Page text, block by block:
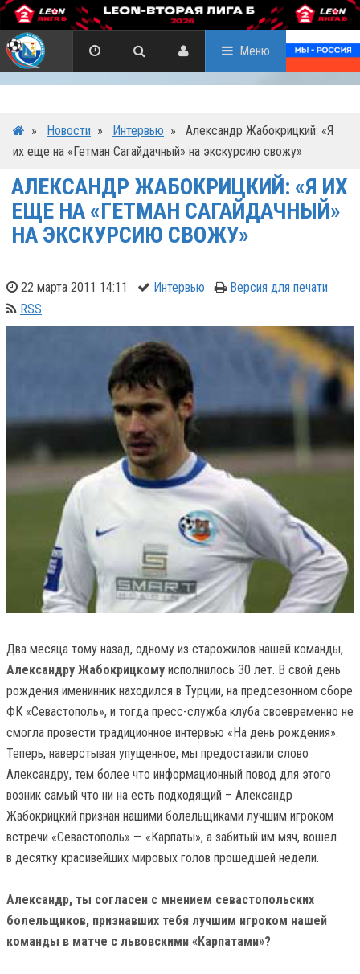
Меню
» Новости » Интервью »
Александр Жабокрицкий: «Я
их еще на «Гетман Сагайдачный» на экскурсию свожу»
АЛЕКСАНДР ЖАБОКРИЦКИЙ: «Я ИХ
ЕЩЕ НА «ГЕТМАН САГАЙДАЧНЫЙ»
НА ЭКСКУРСИЮ СВОЖУ»
22 марта 2011 14:11 Интервью
Версия для печати
RSS
Два месяца тому назад, одному из старожилов нашей команды,
Александру Жабокрицкому исполнилось 30 лет. В свой день
рождения именинник находился в Турции, на предсезонном сборе
ФК «Севастополь», и тогда пресс-служба клуба своевременно не
смогла провести традиционное интервью «На день рождения».
Теперь, наверстывая упущенное, мы предоставили слово
Александру, тем более что информационный повод для этого
возник самый что ни на есть подходящий – Александр
Жабокрицкий признан нашими болельщиками лучшим игроком
встречи «Севастополь» — «Карпаты», а забитый им мяч, вошел
в десятку красивейших мировых голов прошедшей недели.
Александр, ты согласен с мнением севастопольских
болельщиков, признавших тебя лучшим игроком нашей
команды в матче с львовскими «Карпатами»?